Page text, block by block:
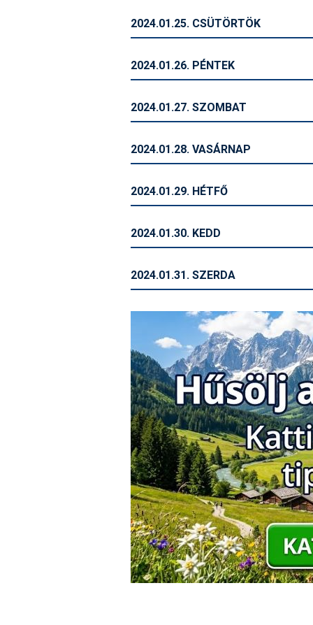
2024.01.25. CSÜTÖRTÖK
2024.01.26. PÉNTEK
2024.01.27. SZOMBAT
2024.01.28. VASÁRNAP
2024.01.29. HÉTFŐ
2024.01.30. KEDD
2024.01.31. SZERDA